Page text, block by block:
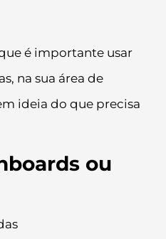
é importante usar
na sua área de
ideia do que precisa
ou